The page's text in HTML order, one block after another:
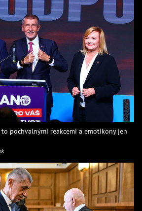
pochvalnými reakcemi a emotikony jen